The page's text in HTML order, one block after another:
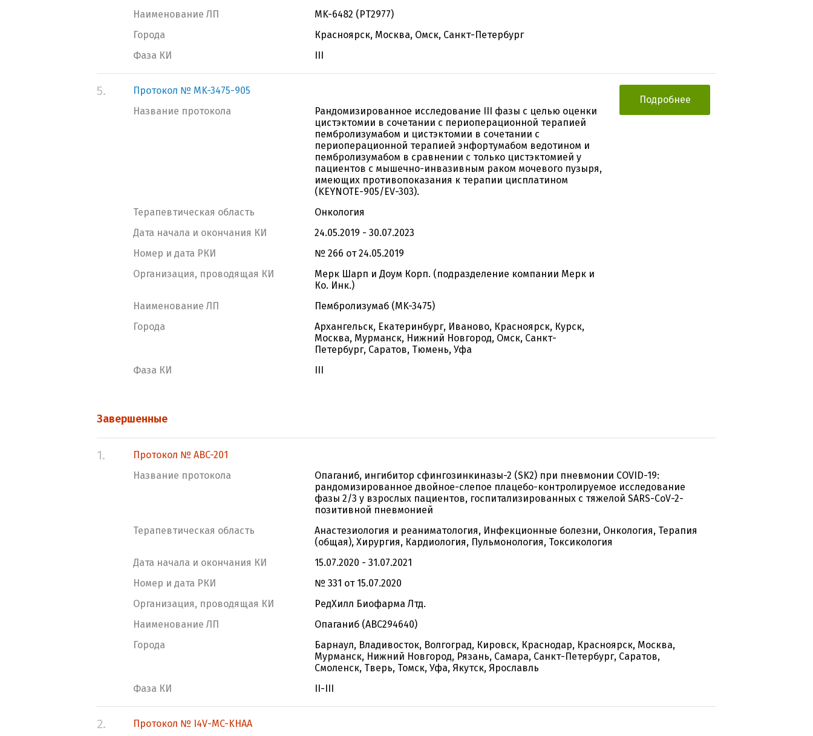
Наименование ЛП
MK-6482 (PT2977)
Города
Красноярск, Москва, Омск, Санкт-Петербург
Фаза КИ
III
5.
Протокол № MK-3475-905
Название протокола
Рандомизированное исследование III фазы с целью оценки
цистэктомии в сочетании с периоперационной терапией
пембролизумабом и цистэктомии в сочетании с
периоперационной терапией энфортумабом ведотином и
пембролизумабом в сравнении с только цистэктомией у
пациентов с мышечно-инвазивным раком мочевого пузыря,
имеющих противопоказания к терапии цисплатином
(KEYNOTE-905/EV-303).
Терапевтическая область
Онкология
Дата начала и окончания КИ
24.05.2019 - 30.07.2023
Номер и дата РКИ
№ 266 от 24.05.2019
Организация, проводящая КИ
Мерк Шарп и Доум Корп. (подразделение компании Мерк и
Ко. Инк.)
Наименование ЛП
Пембролизумаб (MK-3475)
Города
Архангельск, Екатеринбург, Иваново, Красноярск, Курск,
Москва, Мурманск, Нижний Новгород, Омск, Санкт-
Петербург, Саратов, Тюмень, Уфа
Фаза КИ
III
Подробнее
Завершенные
1.
Протокол № ABC-201
Название протокола
Опаганиб, ингибитор сфингозинкиназы-2 (SK2) при пневмонии COVID-19:
рандомизированное двойное-слепое плацебо-контролируемое исследование
фазы 2/3 у взрослых пациентов, госпитализированных с тяжелой SARS-CoV-2-
позитивной пневмонией
Терапевтическая область
Анастезиология и реаниматология, Инфекционные болезни, Онкология, Терапия
(общая), Хирургия, Кардиология, Пульмонология, Токсикология
Дата начала и окончания КИ
15.07.2020 - 31.07.2021
Номер и дата РКИ
№ 331 от 15.07.2020
Организация, проводящая КИ
РедХилл Биофарма Лтд.
Наименование ЛП
Опаганиб (ABC294640)
Города
Барнаул, Владивосток, Волгоград, Кировск, Краснодар, Красноярск, Москва,
Мурманск, Нижний Новгород, Рязань, Самара, Санкт-Петербург, Саратов,
Смоленск, Тверь, Томск, Уфа, Якутск, Ярославль
Фаза КИ
II-III
2. Протокол № I4V-MC-KHAA